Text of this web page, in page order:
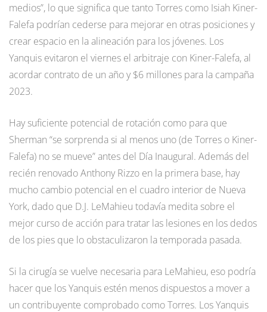
medios”, lo que significa que tanto Torres como Isiah Kiner-
Falefa podrían cederse para mejorar en otras posiciones y
crear espacio en la alineación para los jóvenes. Los
Yanquis evitaron el viernes el arbitraje con Kiner-Falefa, al
acordar contrato de un año y $6 millones para la campaña
2023.
Hay suficiente potencial de rotación como para que
Sherman “se sorprenda si al menos uno (de Torres o Kiner-
Falefa) no se mueve” antes del Día Inaugural. Además del
recién renovado Anthony Rizzo en la primera base, hay
mucho cambio potencial en el cuadro interior de Nueva
York, dado que D.J. LeMahieu todavía medita sobre el
mejor curso de acción para tratar las lesiones en los dedos
de los pies que lo obstaculizaron la temporada pasada.
Si la cirugía se vuelve necesaria para LeMahieu, eso podría
hacer que los Yanquis estén menos dispuestos a mover a
un contribuyente comprobado como Torres. Los Yanquis